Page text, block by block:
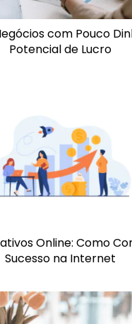
com Pouco
Potencial de Lucro
Online: Como
Sucesso na Internet